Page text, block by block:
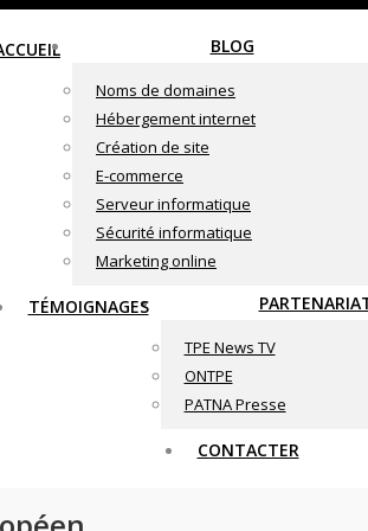
BLOG
Noms de domaines
Hébergement internet
Création de site
E-commerce
Serveur informatique
Sécurité informatique
Marketing online
TÉMOIGNAGES
TPE News TV
ONTPE
PATNA Presse
CONTACTER